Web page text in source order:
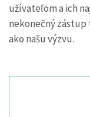
užívateľom a ich
nekonečný
ako našu výzvu.